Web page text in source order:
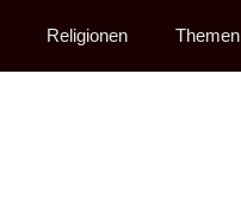
Religionen Themen